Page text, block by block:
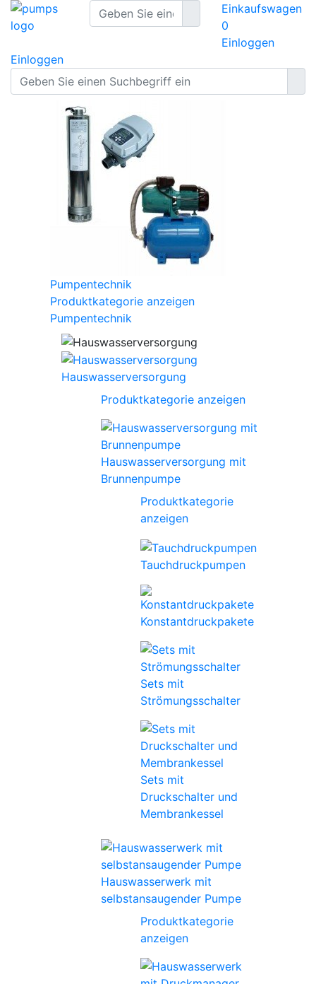
Einkaufswagen
0
Einloggen
Einloggen
Pumpentechnik
Produktkategorie anzeigen
Pumpentechnik
Hauswasserversorgung
Produktkategorie anzeigen
Hauswasserversorgung mit
Brunnenpumpe
Produktkategorie
anzeigen
Tauchdruckpumpen
Konstantdruckpakete
Sets mit
Strömungsschalter
Sets mit
Druckschalter und
Membrankessel
Hauswasserwerk mit
selbstansaugender Pumpe
Produktkategorie
anzeigen